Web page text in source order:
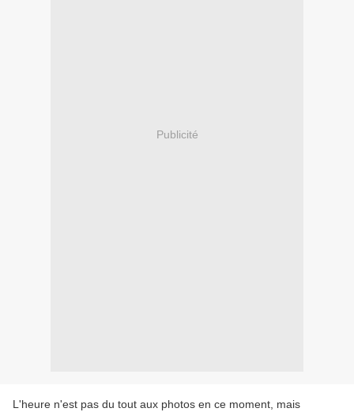
Publicité
L'heure n'est pas du tout aux photos en ce moment, mais